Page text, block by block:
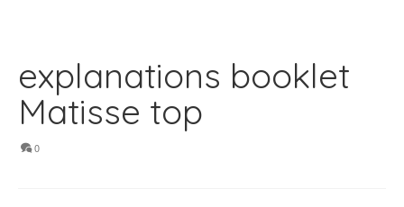
explanations booklet
Matisse top
0